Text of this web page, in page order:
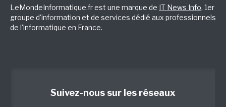
LeMondeInformatique.fr est une marque de IT News Info, 1er
groupe d'information et de services dédié aux professionnels
de l'informatique en France.
Suivez-nous sur les réseaux